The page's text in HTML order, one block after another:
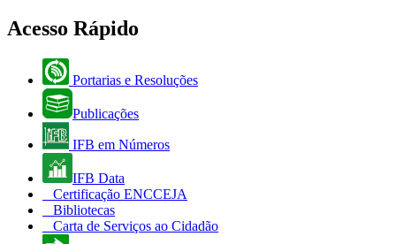
Acesso Rápido
Portarias e Resoluções
Publicações
IFB em Números
IFB Data
Certificação ENCCEJA
Bibliotecas
Carta de Serviços ao Cidadão